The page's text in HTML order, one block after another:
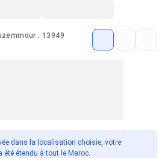
dans la localisation choisie, votre
été étendu à tout le Maroc.